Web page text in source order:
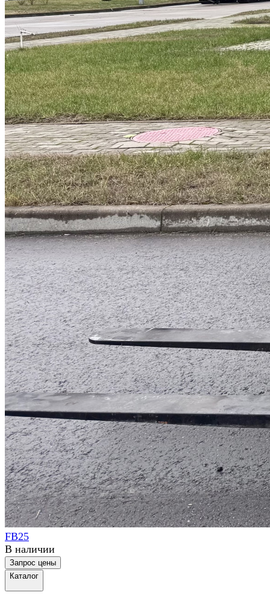
FB25
В наличии
Запрос цены
Каталог